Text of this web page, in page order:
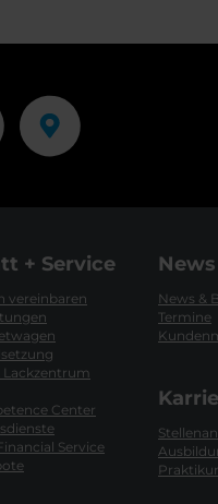
+ Service
vereinbaren
Lackzentrum
Center
Service
News
News &
Termine